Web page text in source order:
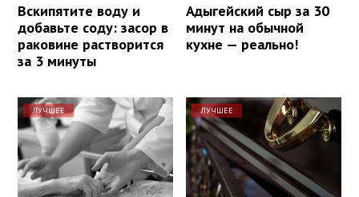
Вскипятите воду и
добавьте соду: засор в
раковине растворится
за 3 минуты
Адыгейский сыр за 30
минут на обычной
кухне — реально!
ЛУЧШЕЕ ЛУЧШЕЕ